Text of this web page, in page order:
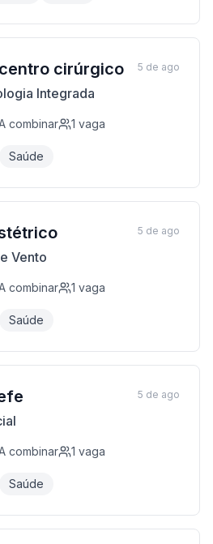
cirúrgico
Integrada
combinar 1 vaga
Saúde
5 de ago
Vento
combinar 1 vaga
Saúde
5 de ago
combinar 1 vaga
Saúde
5 de ago